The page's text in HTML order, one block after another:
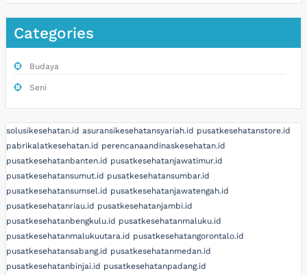
Categories
Budaya
Seni
solusikesehatan.id asuransikesehatansyariah.id pusatkesehatanstore.id
pabrikalatkesehatan.id perencanaandinaskesehatan.id
pusatkesehatanbanten.id pusatkesehatanjawatimur.id
pusatkesehatansumut.id pusatkesehatansumbar.id
pusatkesehatansumsel.id pusatkesehatanjawatengah.id
pusatkesehatanriau.id pusatkesehatanjambi.id
pusatkesehatanbengkulu.id pusatkesehatanmaluku.id
pusatkesehatanmalukuutara.id pusatkesehatangorontalo.id
pusatkesehatansabang.id pusatkesehatanmedan.id
pusatkesehatanbinjai.id pusatkesehatanpadang.id